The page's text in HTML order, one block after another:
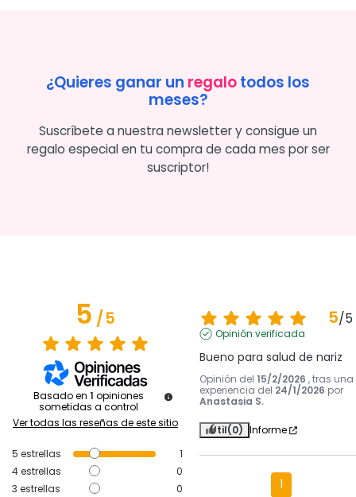
¿Quieres ganar un regalotodos los
meses?
Suscríbete a nuestra newsletter y consigue un
regalo especial en tu compra de cada mes por ser
suscriptor!
5/5
Basado en 1 opiniones
sometidas a control
Ver todas las reseñas de este sitio
5 estrellas
1
4estrellas
0
3 estrellas
0
5/5
Opinión verificada
Bueno para salud de nariz
Opinión del 15/2/2026 , tras una
experiencia del 24/1/2026 por
Anastasia S.
Útil(0) Informe
1